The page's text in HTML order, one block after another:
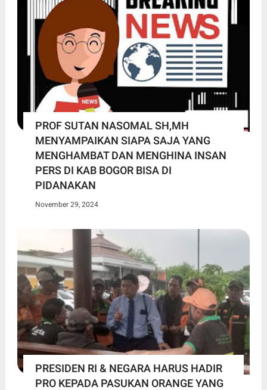
PROF SUTAN NASOMAL SH,MH
MENYAMPAIKAN SIAPA SAJA YANG
MENGHAMBAT DAN MENGHINA INSAN
PERS DI KAB BOGOR BISA DI
PIDANAKAN
November 29, 2024
PRESIDEN RI & NEGARA HARUS HADIR
PRO KEPADA PASUKAN ORANGE YANG